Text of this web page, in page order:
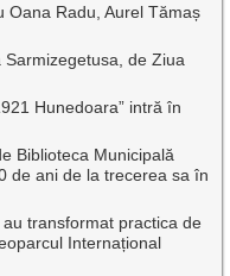
Oana Radu, Aurel Tămaș
de Ziua
Hunedoara” intră în
Biblioteca Municipală
de ani de la trecerea sa în
transformat practica de
Internațional